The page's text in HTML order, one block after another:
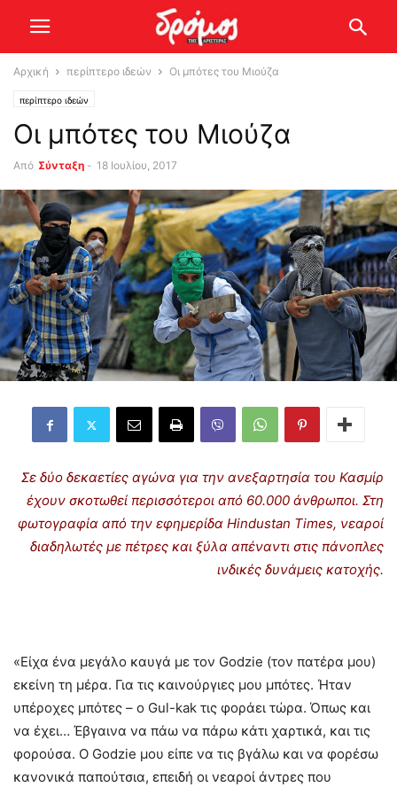
Αρχική περίπτερο ιδεών Οι μπότες του Μιούζα
περίπτερο ιδεών
Οι μπότες του Μιούζα
Από Σύνταξη - 18 Ιουλίου, 2017
Σε δύο δεκαετίες αγώνα για την ανεξαρτησία του Κασμίρ
έχουν σκοτωθεί περισσότεροι από 60.000 άνθρωποι. Στη
φωτογραφία από την εφημερίδα Hindustan Times, νεαροί
διαδηλωτές με πέτρες και ξύλα απέναντι στις πάνοπλες
ινδικές δυνάμεις κατοχής.
«Είχα ένα μεγάλο καυγά με τον Godzie (τον πατέρα μου)
εκείνη τη μέρα. Για τις καινούργιες μου μπότες. Ήταν
υπέροχες μπότες – ο Gul-kak τις φοράει τώρα. Όπως και
να έχει… Έβγαινα να πάω να πάρω κάτι χαρτικά, και τις
φορούσα. Ο Godzie μου είπε να τις βγάλω και να φορέσω
κανονικά παπούτσια, επειδή οι νεαροί άντρες που